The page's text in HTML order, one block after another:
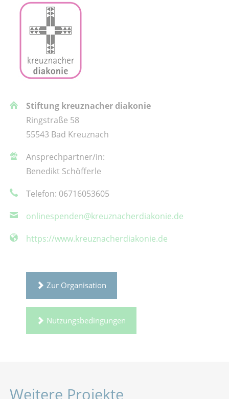
Stiftung kreuznacher diakonie
Ringstraße 58
55543 Bad Kreuznach
Ansprechpartner/in:
Benedikt Schöfferle
Telefon: 06716053605
onlinespenden@kreuznacherdiakonie.de
https://www.kreuznacherdiakonie.de
Zur Organisation
Nutzungsbedingungen
Weitere Projekte